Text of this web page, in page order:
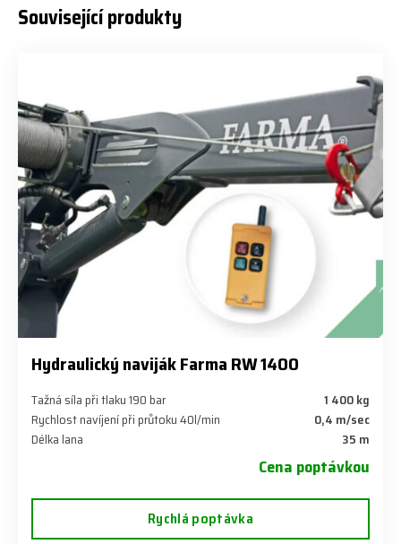
Související produkty
Hydraulický naviják Farma RW 1400
Tažná síla při tlaku 190 bar
1 400 kg
Rychlost navíjení při průtoku 40l/min
0,4 m/sec
Délka lana
35 m
Cena poptávkou
Rychlá poptávka